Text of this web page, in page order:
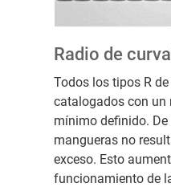
Radio de
Todos los tipos R
catalogados con un
mínimo definido.
mangueras no
exceso. Esto
funcionamiento de